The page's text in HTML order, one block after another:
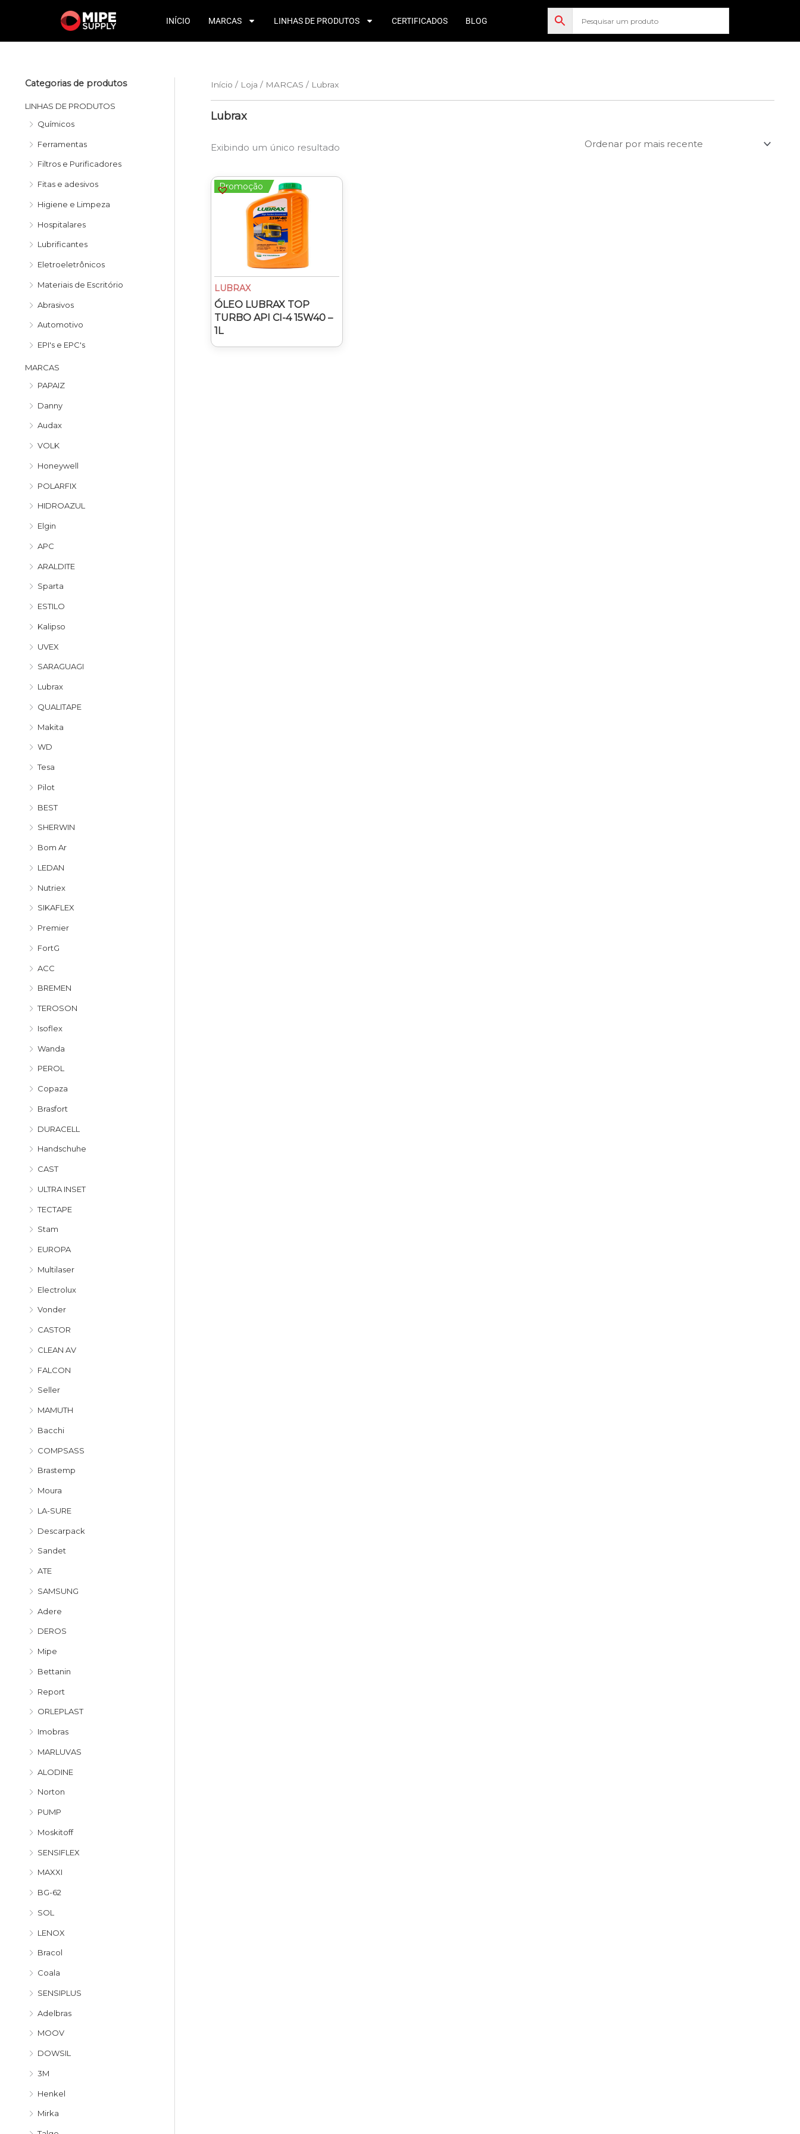
INÍCIO MARCAS LINHAS DE PRODUTOS CERTIFICADOS BLOG
Categorias de produtos
LINHAS DE PRODUTOS
Químicos
Ferramentas
Filtros e Purificadores
Fitas e adesivos
Higiene e Limpeza
Hospitalares
Lubrificantes
Eletroeletrônicos
Materiais de Escritório
Abrasivos
Automotivo
EPI's e EPC's
MARCAS
PAPAIZ
Danny
Audax
VOLK
Honeywell
POLARFIX
HIDROAZUL
Elgin
APC
ARALDITE
Sparta
ESTILO
Kalipso
UVEX
SARAGUAGI
Lubrax
QUALITAPE
Makita
WD
Tesa
Pilot
BEST
SHERWIN
Bom Ar
LEDAN
Nutriex
SIKAFLEX
Premier
FortG
ACC
BREMEN
TEROSON
Isoflex
Wanda
PEROL
Copaza
Brasfort
DURACELL
Handschuhe
CAST
ULTRA INSET
TECTAPE
Stam
EUROPA
Multilaser
Electrolux
Vonder
CASTOR
CLEAN AV
FALCON
Seller
MAMUTH
Bacchi
COMPSASS
Brastemp
Moura
LA-SURE
Descarpack
Sandet
ATE
SAMSUNG
Adere
DEROS
Mipe
Bettanin
Report
ORLEPLAST
Imobras
MARLUVAS
ALODINE
Norton
PUMP
Moskitoff
SENSIFLEX
MAXXI
BG-62
SOL
LENOX
Bracol
Coala
SENSIPLUS
Adelbras
MOOV
DOWSIL
3M
Henkel
Mirka
P
r
P
r
Início / Loja / MARCAS / Lubrax
Lubrax
Exibindo um único resultado
Promoção
LUBRAX
ÓLEO LUBRAX TOP
TURBO API CI-4 15W40 –
1L